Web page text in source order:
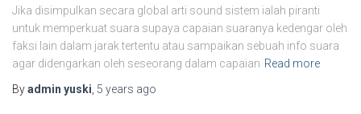
Jika disimpulkan secara global arti sound sistem ialah piranti
untuk memperkuat suara supaya capaian suaranya kedengar oleh
faksi lain dalam jarak tertentu atau sampaikan sebuah info suara
agar didengarkan oleh seseorang dalam capaian Read more
Byadmin yuski 5 years ago